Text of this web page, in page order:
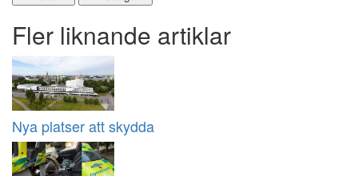
Fler liknande artiklar
Nya platser att skydda